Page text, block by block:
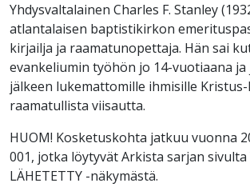
Yhdysvaltalainen Charles F. Stanley
atlantalaisen baptistikirkon
kirjailja ja raamatunopettaja. Hän sai
evankeliumin työhön jo 14-vuotiaana ja
jälkeen lukemattomille ihmisille
raamatullista viisautta.
HUOM! Kosketuskohta jatkuu vuonna
001, jotka löytyvät Arkista sarjan sivulta
LÄHETETTY -näkymästä.